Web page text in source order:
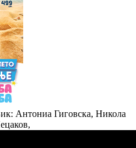
Антониа Гиговска, Никола